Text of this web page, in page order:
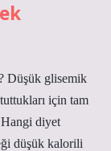
Düşük glisemik
için tam
Hangi diyet
düşük kalorili